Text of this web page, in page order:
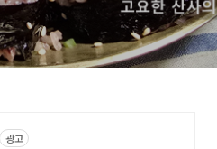
광고